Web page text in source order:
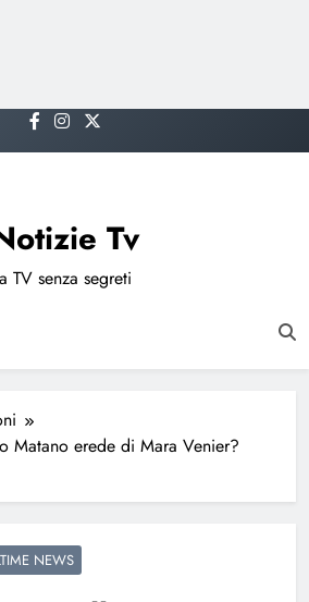
Tv
TV senza segreti
Matano erede di Mara Venier?
NEWS